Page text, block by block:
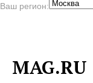
Ваш регион:
MAG.RU